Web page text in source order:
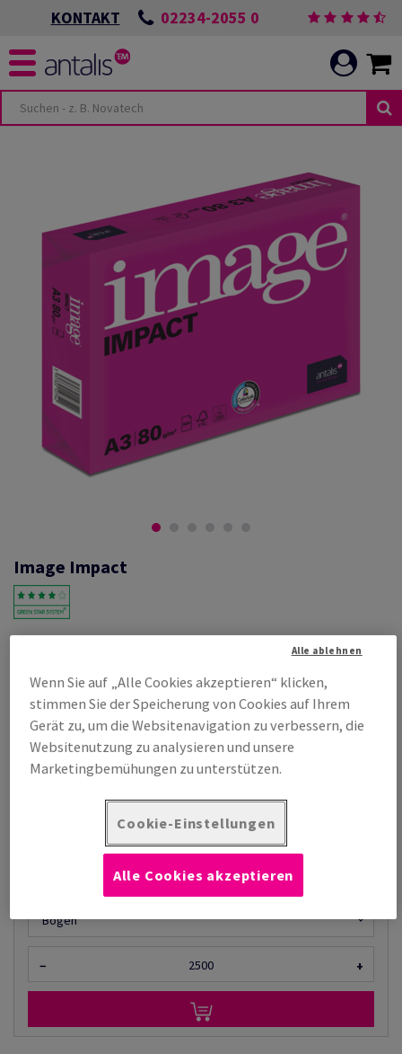
KONTAKT 02234-2055 0
Image Impact
#392964
297mm, A3, BB, Paket zu 500 Bogen/Blatt, FSC Mix Credit
Produktinformation
Produkt weiterempfehlen
Listenpreis
€ 44,78 56,12% Rabatt
Bogen
− +
Wenn Sie auf „Alle Cookies akzeptieren“ klicken,
stimmen Sie der Speicherung von Cookies auf Ihrem
Gerät zu, um die Websitenavigation zu verbessern, die
Websitenutzung zu analysieren und unsere
Marketingbemühungen zu unterstützen.
Cookie-Einstellungen
Alle ablehnen
Alle Cookies akzeptieren